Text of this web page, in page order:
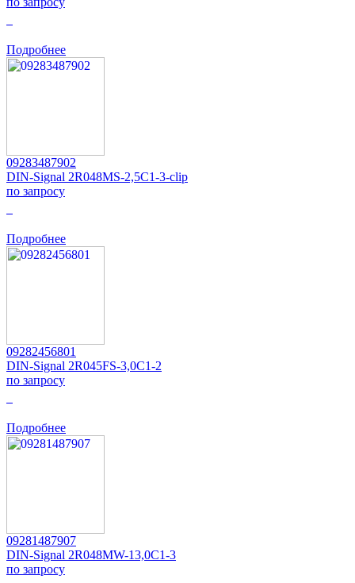
Подробнее
09283487902
DIN-Signal 2R048MS-2,5C1-3-clip
по запросу
Подробнее
09282456801
DIN-Signal 2R045FS-3,0C1-2
по запросу
Подробнее
09281487907
DIN-Signal 2R048MW-13,0C1-3
по запросу